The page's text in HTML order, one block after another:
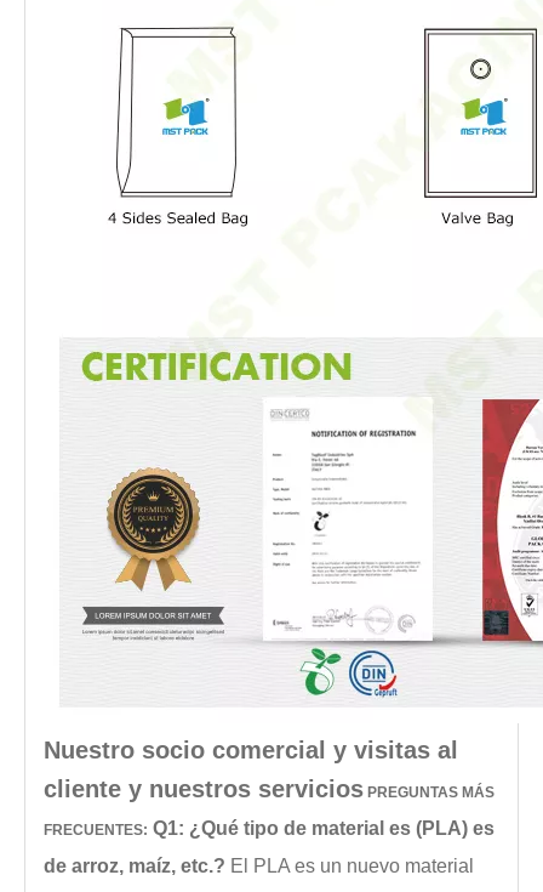
Nuestro socio comercial y visitas al
cliente y nuestros servicios PREGUNTAS MÁS
FRECUENTES: Q1: ¿Qué tipo de material es (PLA) es
de arroz, maíz, etc.? El PLA es un nuevo material